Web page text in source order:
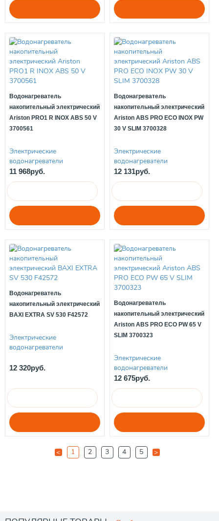
Водонагреватель
накопительный электрический
Ariston PRO1 R INOX ABS 50 V
3700561
Электрические
водонагреватели
11 968руб.
Водонагреватель
накопительный электрический
Ariston ABS PRO ECO INOX PW
30 V SLIM 3700328
Электрические
водонагреватели
12 131руб.
Водонагреватель
накопительный электрический
BAXI EXTRA SV 530 F42572
Электрические
водонагреватели
12 320руб.
Водонагреватель
накопительный электрический
Ariston ABS PRO ECO PW 65 V
SLIM 3700323
Электрические
водонагреватели
12 675руб.
< 1 2 3 4 5 >